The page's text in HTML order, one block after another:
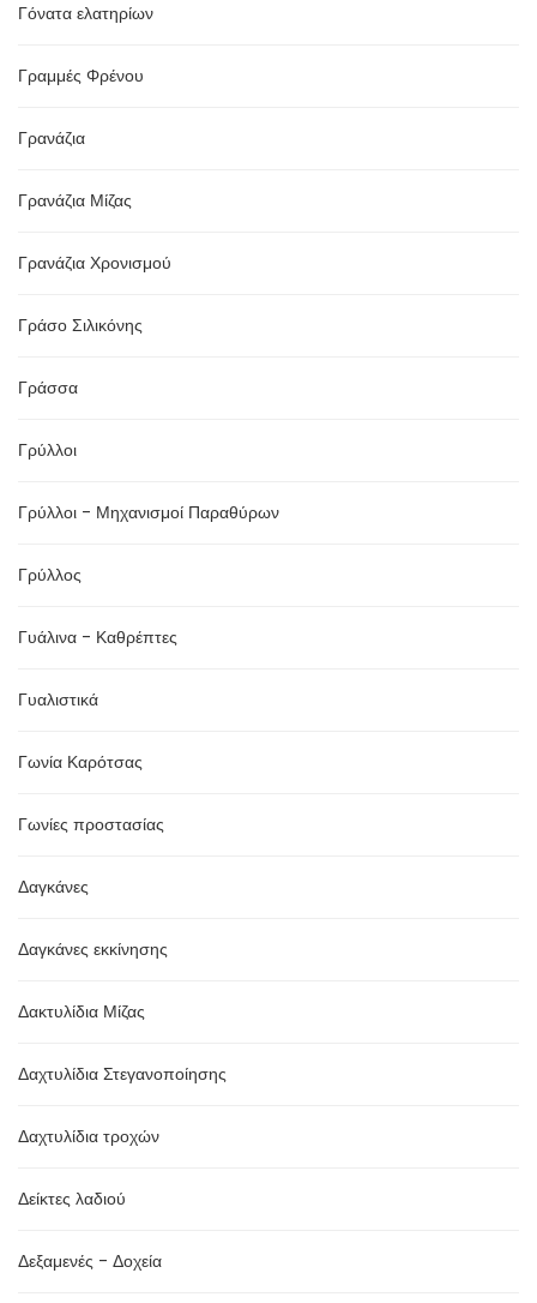
Γόνατα ελατηρίων
Γραμμές Φρένου
Γρανάζια
Γρανάζια Μίζας
Γρανάζια Χρονισμού
Γράσο Σιλικόνης
Γράσσα
Γρύλλοι
Γρύλλοι - Μηχανισμοί Παραθύρων
Γρύλλος
Γυάλινα - Καθρέπτες
Γυαλιστικά
Γωνία Καρότσας
Γωνίες προστασίας
Δαγκάνες
Δαγκάνες εκκίνησης
Δακτυλίδια Μίζας
Δαχτυλίδια Στεγανοποίησης
Δαχτυλίδια τροχών
Δείκτες λαδιού
Δεξαμενές - Δοχεία